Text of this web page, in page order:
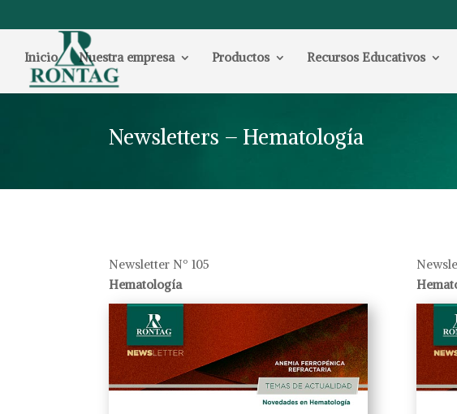
Inicio Nuestra empresa Productos Recursos Educativos
Newsletters – Hematología
Newsletter Nº 105
Hematología